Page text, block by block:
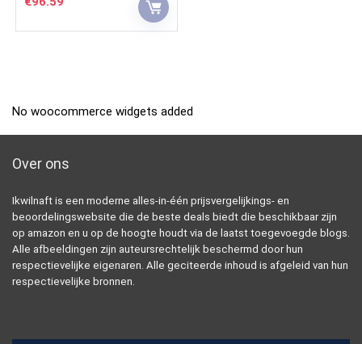
No woocommerce widgets added
Over ons
Ikwilnaft is een moderne alles-in-één prijsvergelijkings- en
beoordelingswebsite die de beste deals biedt die beschikbaar zijn
op amazon en u op de hoogte houdt via de laatst toegevoegde blogs.
Alle afbeeldingen zijn auteursrechtelijk beschermd door hun
respectievelijke eigenaren. Alle geciteerde inhoud is afgeleid van hun
respectievelijke bronnen.